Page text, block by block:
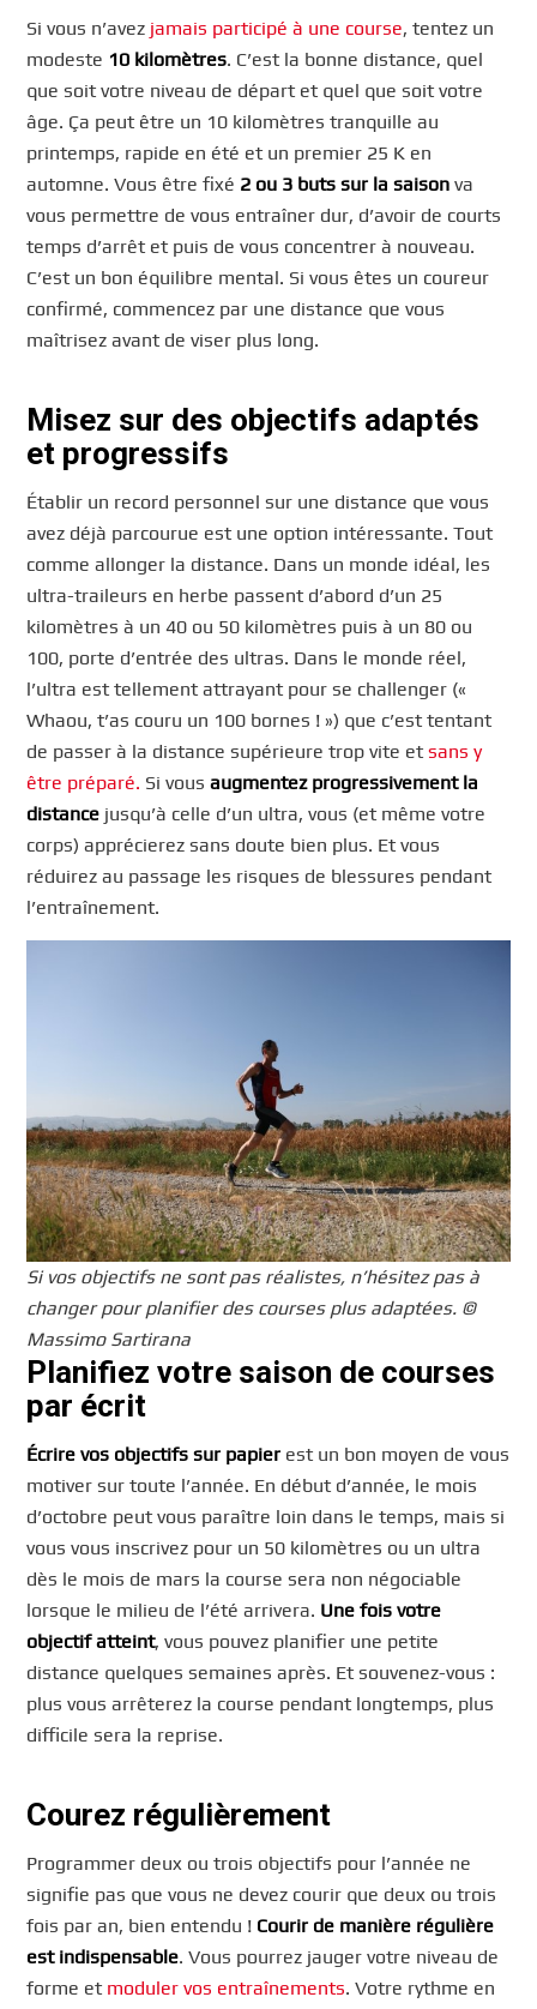
Si vous n’avez jamais participé à une course, tentez un
modeste 10 kilomètres. C’est la bonne distance, quel
que soit votre niveau de départ et quel que soit votre
âge. Ça peut être un 10 kilomètres tranquille au
printemps, rapide en été et un premier 25 K en
automne. Vous être fixé 2 ou 3 buts sur la saison va
vous permettre de vous entraîner dur, d’avoir de courts
temps d’arrêt et puis de vous concentrer à nouveau.
C’est un bon équilibre mental. Si vous êtes un coureur
confirmé, commencez par une distance que vous
maîtrisez avant de viser plus long.
Misez sur des objectifs adaptés
et progressifs
Établir un record personnel sur une distance que vous
avez déjà parcourue est une option intéressante. Tout
comme allonger la distance. Dans un monde idéal, les
ultra-traileurs en herbe passent d’abord d’un 25
kilomètres à un 40 ou 50 kilomètres puis à un 80 ou
100, porte d’entrée des ultras. Dans le monde réel,
l’ultra est tellement attrayant pour se challenger («
Whaou, t’as couru un 100 bornes ! ») que c’est tentant
de passer à la distance supérieure trop vite etsans y
être préparé. Si vousaugmentez progressivement la
distance jusqu’à celle d’un ultra, vous (et même votre
corps) apprécierez sans doute bien plus. Et vous
réduirez au passage les risques de blessures pendant
l’entraînement.
Si vos objectifs ne sont pas réalistes, n’hésitez pas à
changer pour planifier des courses plus adaptées. ©
Massimo Sartirana
Planifiez votre saison de courses
par écrit
Écrire vos objectifs sur papier est un bon moyen de vous
motiver sur toute l’année. En début d’année, le mois
d’octobre peut vous paraître loin dans le temps, mais si
vous vous inscrivez pour un 50 kilomètres ou un ultra
dès le mois de mars la course sera non négociable
lorsque le milieu de l’été arrivera. Une fois votre
objectif atteint, vous pouvez planifier une petite
distance quelques semaines après. Et souvenez-vous :
plus vous arrêterez la course pendant longtemps, plus
difficile sera la reprise.
Courez régulièrement
Programmer deux ou trois objectifs pour l’année ne
signifie pas que vous ne devez courir que deux ou trois
fois par an, bien entendu ! Courir de manière régulière
est indispensable. Vous pourrez jauger votre niveau de
forme et moduler vos entraînements. Votre rythme en